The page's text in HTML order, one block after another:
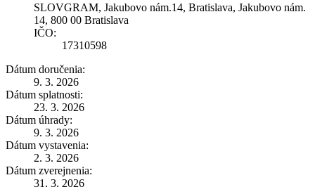
SLOVGRAM, Jakubovo nám.14, Bratislava, Jakubovo nám.
14, 800 00 Bratislava
IČO:
17310598
Dátum doručenia:
9. 3. 2026
Dátum splatnosti:
23. 3. 2026
Dátum úhrady:
9. 3. 2026
Dátum vystavenia:
2. 3. 2026
Dátum zverejnenia:
31. 3. 2026